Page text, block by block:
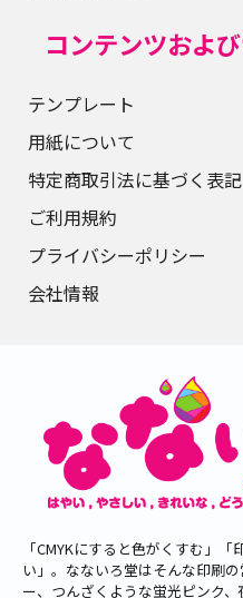
コンテンツおよ
テンプレート
用紙について
特定商取引法に基づく表記
ご利用規約
プライバシーポリシー
会社情報
「CMYKにすると色がくすむ」
い」。なないろ堂はそんな印刷
ー、つんざくような蛍光ピンク